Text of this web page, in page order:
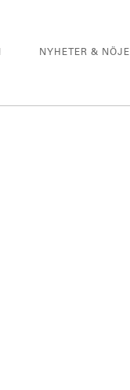
NYHETER & NÖJE